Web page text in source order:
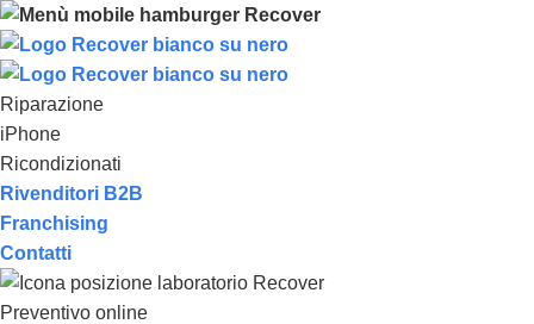
Riparazione
iPhone
Ricondizionati
Rivenditori B2B
Franchising
Contatti
Preventivo online